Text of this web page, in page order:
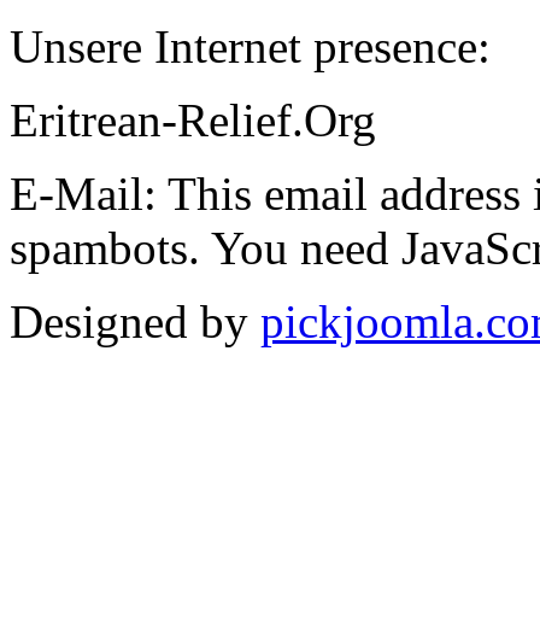
Unsere Internet presence:
Eritrean-Relief.Org
E-Mail: This email
spambots. You need
Designed by